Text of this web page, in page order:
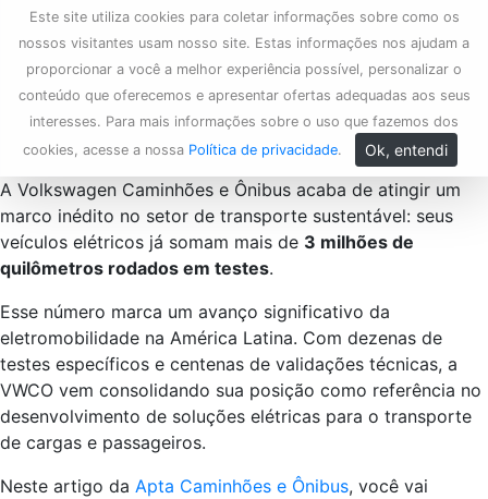
Este site utiliza cookies para coletar informações sobre como os
nossos visitantes usam nosso site. Estas informações nos ajudam a
proporcionar a você a melhor experiência possível, personalizar o
conteúdo que oferecemos e apresentar ofertas adequadas aos seus
interesses. Para mais informações sobre o uso que fazemos dos
cookies, acesse a nossa Política de privacidade. Ok, entendi
A Volkswagen Caminhões e Ônibus acaba de atingir um
marco inédito no setor de transporte sustentável: seus
veículos elétricos já somam mais de 3 milhões de
quilômetros rodados em testes.
Esse número marca um avanço significativo da
eletromobilidade na América Latina. Com dezenas de
testes específicos e centenas de validações técnicas, a
VWCO vem consolidando sua posição como referência no
desenvolvimento de soluções elétricas para o transporte
de cargas e passageiros.
Neste artigo da Apta Caminhões e Ônibus, você vai